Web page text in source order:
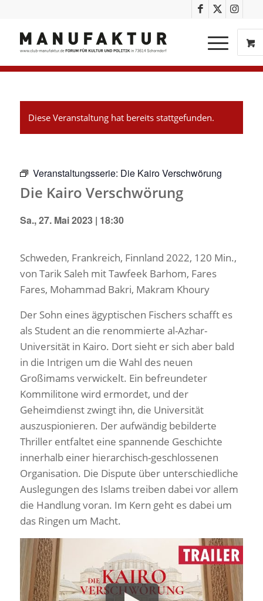
Diese Veranstaltung hat bereits stattgefunden.
Veranstaltungsserie: Die Kairo Verschwörung
Die Kairo Verschwörung
Sa., 27. Mai 2023 | 18:30
Schweden, Frankreich, Finnland 2022, 120 Min.,
von Tarik Saleh mit Tawfeek Barhom, Fares
Fares, Mohammad Bakri, Makram Khoury
Der Sohn eines ägyptischen Fischers schafft es
als Student an die renommierte al-Azhar-
Universität in Kairo. Dort sieht er sich aber bald
in die Intrigen um die Wahl des neuen
Großimams verwickelt. Ein befreundeter
Kommilitone wird ermordet, und der
Geheimdienst zwingt ihn, die Universität
auszuspionieren. Der aufwändig bebilderte
Thriller entfaltet eine spannende Geschichte
innerhalb einer hierarchisch-geschlossenen
Organisation. Die Dispute über unterschiedliche
Auslegungen des Islams treiben dabei vor allem
die Handlung voran. Im Kern geht es dabei um
das Ringen um Macht.